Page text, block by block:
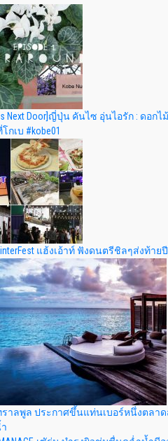
Next Door]ญี่ปุ่น คันไซ อุ่นไอรัก : ดอกไ
กเบ #kobe01
แฮ้งเอ้าท์ ฟังดนตรีชิลๆส่งท้ายปี
าลพูล ประกาศขึ้นแท่นเบอร์หนึ่งตลาด